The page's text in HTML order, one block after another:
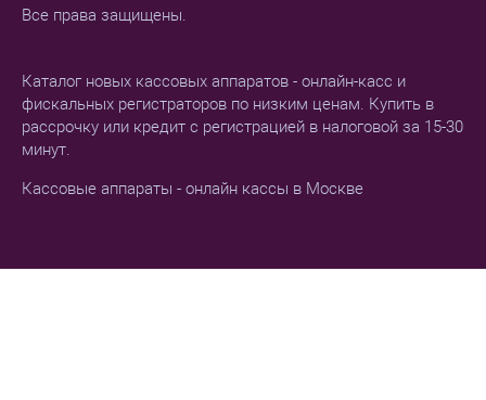
Все права защищены.
Каталог новых кассовых аппаратов - онлайн-касс и
фискальных регистраторов по низким ценам. Купить в
рассрочку или кредит с регистрацией в налоговой за 15-30
минут.
Кассовые аппараты - онлайн кассы в Москве